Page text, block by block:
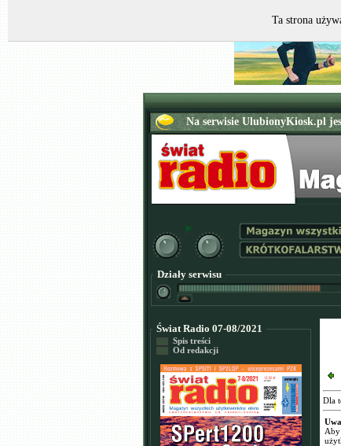
Działy serwisu
Świat Radio 07-08/2021
Spis treści
Od redakcji
Dla
Aby
Ta strona